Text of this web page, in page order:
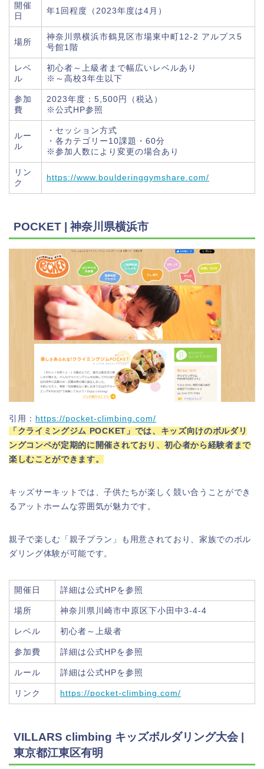
開催
日
年1回程度（2023年度は4月）
場所
神奈川県横浜市鶴見区市場東中町12-2 アルプス5
号館1階
レベ
ル
初心者～上級者まで幅広いレベルあり
※～高校3年生以下
参加
費
2023年度：5,500円（税込）
※公式HP参照
ルー
ル
・セッション方式
・各カテゴリー10課題・60分
※参加人数により変更の場合あり
リン
ク
https://www.boulderinggymshare.com/
POCKET | 神奈川県横浜市
引用： https://pocket-climbing.com/
「クライミングジム POCKET」では、キッズ向けのボルダリ
ングコンペが定期的に開催されており、初心者から経験者まで
楽しむことができます。
キッズサーキットでは、子供たちが楽しく競い合うことができ
るアットホームな雰囲気が魅力です。
親子で楽しむ「親子プラン」も用意されており、家族でのボル
ダリング体験が可能です。
開催日 詳細は公式HPを参照
場所 神奈川県川崎市中原区下小田中3-4-4
レベル 初心者～上級者
参加費 詳細は公式HPを参照
ルール 詳細は公式HPを参照
リンク https://pocket-climbing.com/
VILLARS climbing キッズボルダリング大会 |
東京都江東区有明